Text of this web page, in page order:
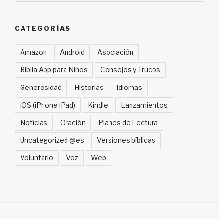
CATEGORÍAS
Amazon Android Asociación
Biblia App para Niños Consejos y Trucos
Generosidad Historias Idiomas
iOS (iPhone iPad) Kindle Lanzamientos
Notícias Oración Planes de Lectura
Uncategorized @es Versiones bíblicas
Voluntario Voz Web